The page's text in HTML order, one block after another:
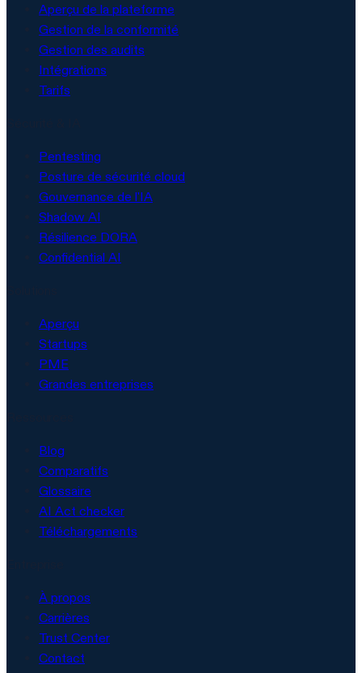
Aperçu de la plateforme
Gestion de la conformité
Gestion des audits
Intégrations
Tarifs
Pentesting
Posture de sécurité cloud
Gouvernance de l'IA
Shadow AI
Résilience DORA
Confidential AI
Aperçu
Startups
PME
Grandes entreprises
Blog
Comparatifs
Glossaire
AI Act checker
Téléchargements
À propos
Carrières
Trust Center
Contact